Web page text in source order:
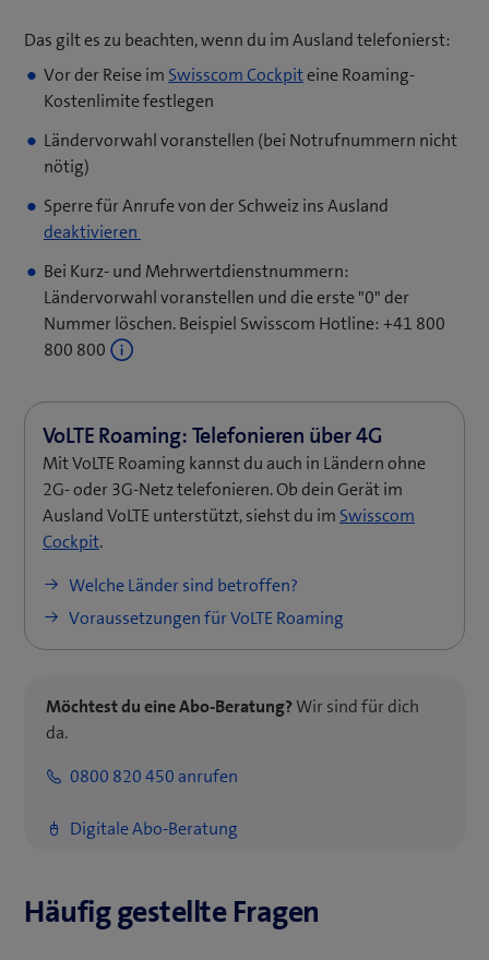
e
t
e
F
e
r
)
Das gilt es zu beachten, wenn du im Ausland telefonierst:
Vor der Reise im Swisscom Cockpit(öffnet
Fenster)
eine Roaming-
Kostenlimite festlegen
Ländervorwahl voranstellen (bei Notrufnummern nicht
nötig)
Sperre für Anrufe von der Schweiz ins Ausland
deaktivieren
neues
Fenster)
Bei Kurz- und Mehrwertdienstnummern:
Ländervorwahl voranstellen und die erste "0" der
Nummer löschen. Beispiel Swisscom Hotline: +41 800
800 800
Mit VoLTE Roaming kannst du auch in Ländern ohne
2G- oder 3G-Netz telefonieren. Ob dein Gerät im
Ausland VoLTE unterstützt, siehst du im Swisscom
Cockpit(
f
f
n
n
e
s
F
.
Welche Länder sind betroffen?
Voraussetzungen für VoLTE Roaming
Möchtest du eine Abo-Beratung?Wir sind für dich
da.
0800 820 450 anrufen
Digitale Abo-Beratung
Häufig gestellte Fragen